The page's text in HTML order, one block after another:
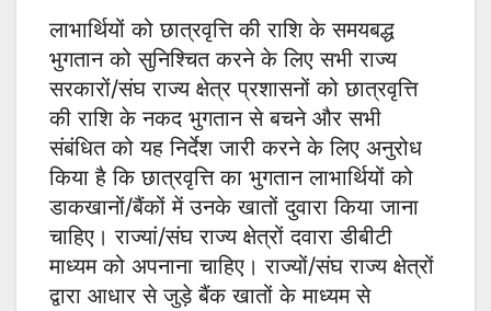
लाभार्थियों को छात्रवृत्ति की राशि के समयबद्ध
भुगतान को सुनिश्चित करने के लिए सभी राज्य
सरकारों/संघ राज्य क्षेत्र प्रशासनों को छात्रवृत्ति
की राशि के नकद भुगतान से बचने और सभी
संबंधित को यह निर्देश जारी करने के लिए अनुरोध
किया है कि छात्रवृत्ति का भुगतान लाभार्थियों को
डाकखानों/बैंकों में उनके खातों दुवारा किया जाना
चाहिए। राज्यां/संघ राज्य क्षेत्रों दवारा डीबीटी
माध्यम को अपनाना चाहिए। राज्यों/संघ राज्य क्षेत्रों
द्वारा आधार से जुड़े बैंक खातों के माध्यम से